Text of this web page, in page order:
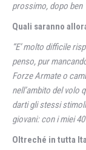
prossimo, dopo ben
Quali saranno
“E’ molto difficile
penso, pur
Forze Armate o
nell’ambito del volo
darti gli stessi
giovani: con i miei
Oltreché in tutta